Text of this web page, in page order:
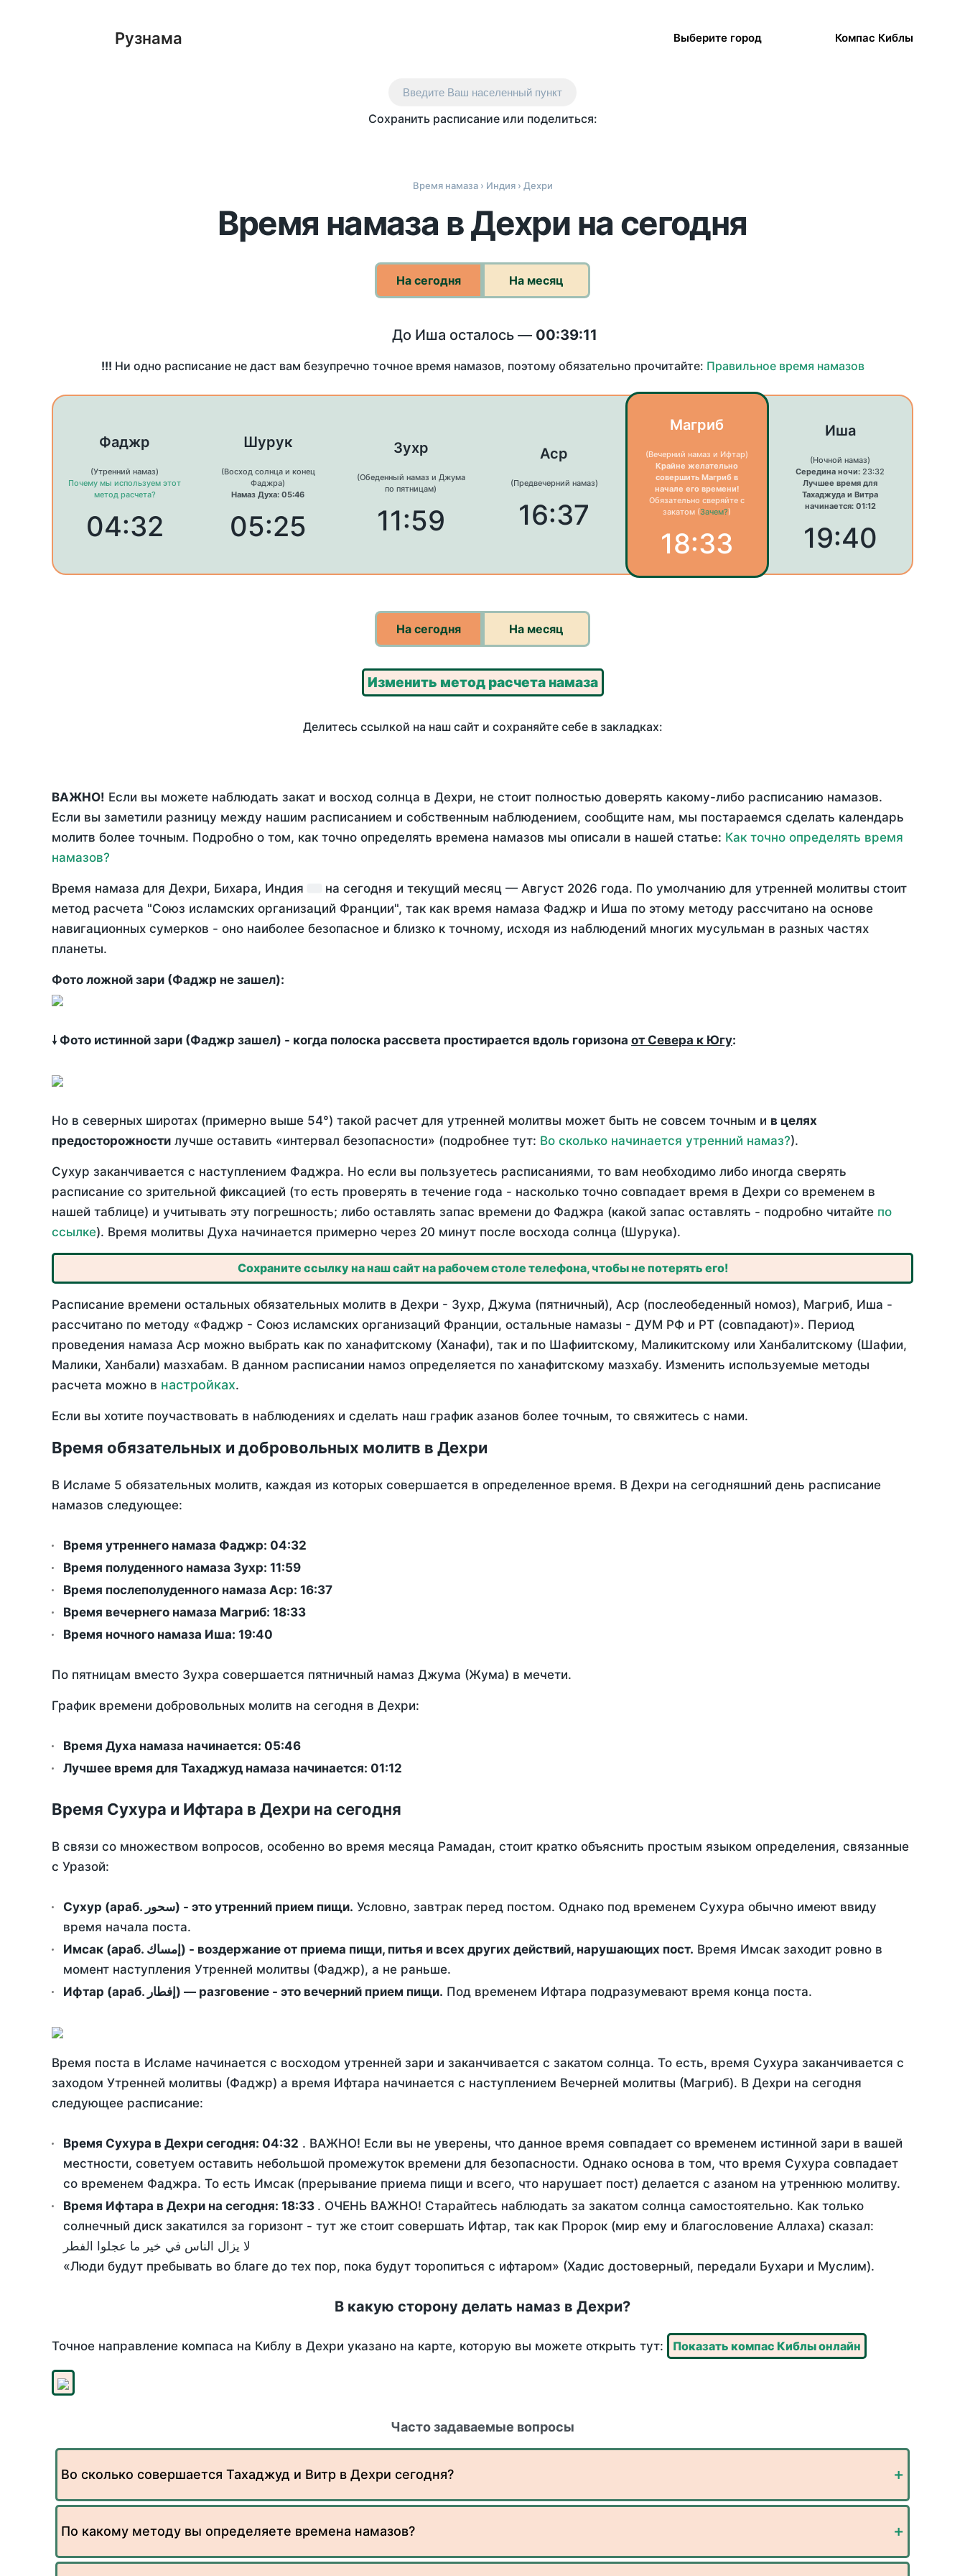
Рузнама Выберите город Компас Киблы
Введите Ваш населенный пункт
Сохранить расписание или поделиться:
Время намаза› Индия› Дехри
Время намаза в Дехри на сегодня
На сегодня На месяц
До Иша осталось — 00:39:11
!!! Ни одно расписание не даст вам безупречно точное время намазов, поэтому обязательно прочитайте: Правильное время намазов
Фаджр
(Утренний намаз)
Почему мы используем этот
метод расчета?
04:32
Шурук
(Восход солнца и конец
Фаджра)
Намаз Духа: 05:46
05:25
Зухр
(Обеденный намаз и Джума
по пятницам)
11:59
Аср
(Предвечерний намаз)
16:37
Магриб
(Вечерний намаз и Ифтар)
Крайне желательно
совершить Магриб в
начале его времени!
Обязательно сверяйте с
закатом (Зачем?)
18:33
Иша
(Ночной намаз)
Середина ночи: 23:32
Лучшее время для
Тахаджуда и Витра
начинается: 01:12
19:40
На сегодня На месяц
Изменить метод расчета намаза
Делитесь ссылкой на наш сайт и сохраняйте себе в закладках:
ВАЖНО! Если вы можете наблюдать закат и восход солнца в Дехри, не стоит полностью доверять какому-либо расписанию намазов.
Если вы заметили разницу между нашим расписанием и собственным наблюдением, сообщите нам, мы постараемся сделать календарь
молитв более точным. Подробно о том, как точно определять времена намазов мы описали в нашей статье: Как точно определять время
намазов?
Время намаза для Дехри, Бихара, Индия на сегодня и текущий месяц — Август 2026 года. По умолчанию для утренней молитвы стоит
метод расчета "Союз исламских организаций Франции", так как время намаза Фаджр и Иша по этому методу рассчитано на основе
навигационных сумерков - оно наиболее безопасное и близко к точному, исходя из наблюдений многих мусульман в разных частях
планеты.
Фото ложной зари (Фаджр не зашел):
🠗 Фото истинной зари (Фаджр зашел) - когда полоска рассвета простирается вдоль горизона от Севера к Югу:
Но в северных широтах (примерно выше 54°) такой расчет для утренней молитвы может быть не совсем точным и в целях
предосторожности лучше оставить «интервал безопасности» (подробнее тут: Во сколько начинается утренний намаз?).
Сухур заканчивается с наступлением Фаджра. Но если вы пользуетесь расписаниями, то вам необходимо либо иногда сверять
расписание со зрительной фиксацией (то есть проверять в течение года - насколько точно совпадает время в Дехри со временем в
нашей таблице) и учитывать эту погрешность; либо оставлять запас времени до Фаджра (какой запас оставлять - подробно читайте по
ссылке). Время молитвы Духа начинается примерно через 20 минут после восхода солнца (Шурука).
Сохраните ссылку на наш сайт на рабочем столе телефона, чтобы не потерять его!
Расписание времени остальных обязательных молитв в Дехри - Зухр, Джума (пятничный), Аср (послеобеденный номоз), Магриб, Иша -
рассчитано по методу «Фаджр - Союз исламских организаций Франции, остальные намазы - ДУМ РФ и РТ (совпадают)». Период
проведения намаза Аср можно выбрать как по ханафитскому (Ханафи), так и по Шафиитскому, Маликитскому или Ханбалитскому (Шафии,
Малики, Ханбали) мазхабам. В данном расписании намоз определяется по ханафитскому мазхабу. Изменить используемые методы
расчета можно в настройках.
Если вы хотите поучаствовать в наблюдениях и сделать наш график азанов более точным, то свяжитесь с нами.
Время обязательных и добровольных молитв в Дехри
В Исламе 5 обязательных молитв, каждая из которых совершается в определенное время. В Дехри на сегодняшний день расписание
намазов следующее:
Время утреннего намаза Фаджр: 04:32
Время полуденного намаза Зухр: 11:59
Время послеполуденного намаза Аср: 16:37
Время вечернего намаза Магриб: 18:33
Время ночного намаза Иша: 19:40
По пятницам вместо Зухра совершается пятничный намаз Джума (Жума) в мечети.
График времени добровольных молитв на сегодня в Дехри:
Время Духа намаза начинается: 05:46
Лучшее время для Тахаджуд намаза начинается: 01:12
Время Сухура и Ифтара в Дехри на сегодня
В связи со множеством вопросов, особенно во время месяца Рамадан, стоит кратко объяснить простым языком определения, связанные
с Уразой:
Сухур (араб. سحور) - это утренний прием пищи. Условно, завтрак перед постом. Однако под временем Сухура обычно имеют ввиду
время начала поста.
Имсак (араб. إمساك) - воздержание от приема пищи, питья и всех других действий, нарушающих пост. Время Имсак заходит ровно в
момент наступления Утренней молитвы (Фаджр), а не раньше.
Ифтар (араб. إفطار) — разговение - это вечерний прием пищи. Под временем Ифтара подразумевают время конца поста.
Время поста в Исламе начинается с восходом утренней зари и заканчивается с закатом солнца. То есть, время Сухура заканчивается с
заходом Утренней молитвы (Фаджр) а время Ифтара начинается с наступлением Вечерней молитвы (Магриб). В Дехри на сегодня
следующее расписание:
Время Сухура в Дехри сегодня: 04:32 . ВАЖНО! Если вы не уверены, что данное время совпадает со временем истинной зари в вашей
местности, советуем оставить небольшой промежуток времени для безопасности. Однако основа в том, что время Сухура совпадает
со временем Фаджра. То есть Имсак (прерывание приема пищи и всего, что нарушает пост) делается с азаном на утреннюю молитву.
Время Ифтара в Дехри на сегодня: 18:33 . ОЧЕНЬ ВАЖНО! Старайтесь наблюдать за закатом солнца самостоятельно. Как только
солнечный диск закатился за горизонт - тут же стоит совершать Ифтар, так как Пророк (мир ему и благословение Аллаха) сказал:
لا يزال الناس في خير ما عجلوا الفطر
«Люди будут пребывать во благе до тех пор, пока будут торопиться с ифтаром» (Хадис достоверный, передали Бухари и Муслим).
В какую сторону делать намаз в Дехри?
Точное направление компаса на Киблу в Дехри указано на карте, которую вы можете открыть тут: Показать компас Киблы онлайн
Часто задаваемые вопросы
Во сколько совершается Тахаджуд и Витр в Дехри сегодня?
По какому методу вы определяете времена намазов?